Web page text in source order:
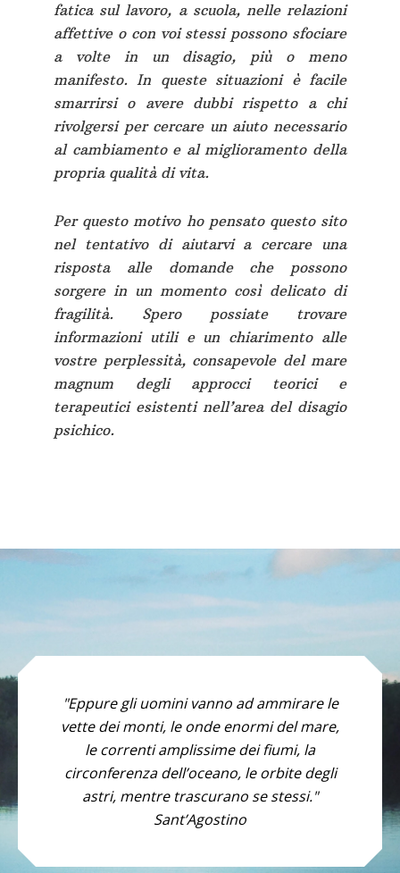
fatica sul lavoro, a scuola, nelle relazioni
affettive o con voi stessi possono sfociare
a volte in un disagio, più o meno
manifesto. In queste situazioni è facile
smarrirsi o avere dubbi rispetto a chi
rivolgersi per cercare un aiuto necessario
al cambiamento e al miglioramento della
propria qualità di vita.
Per questo motivo ho pensato questo sito
nel tentativo di aiutarvi a cercare una
risposta alle domande che possono
sorgere in un momento così delicato di
fragilità. Spero possiate trovare
informazioni utili e un chiarimento alle
vostre perplessità, consapevole del mare
magnum degli approcci teorici e
terapeutici esistenti nell’area del disagio
psichico.
"Eppure gli uomini vanno ad ammirare le
vette dei monti, le onde enormi del mare,
le correnti amplissime dei fiumi, la
circonferenza dell’oceano, le orbite degli
astri, mentre trascurano se stessi."
Sant’Agostino